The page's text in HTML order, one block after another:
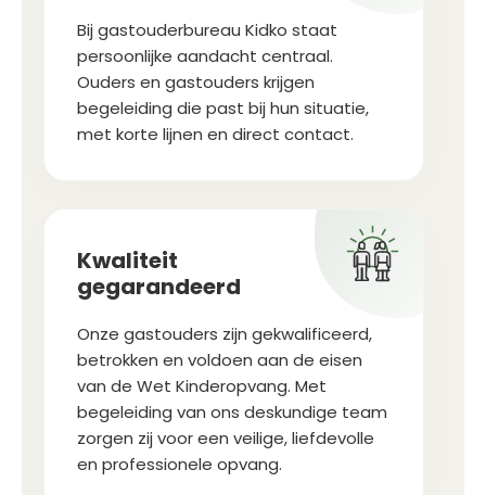
Bij gastouderbureau Kidko staat
persoonlijke aandacht centraal.
Ouders en gastouders krijgen
begeleiding die past bij hun situatie,
met korte lijnen en direct contact.
Kwaliteit
gegarandeerd
Onze gastouders zijn gekwalificeerd,
betrokken en voldoen aan de eisen
van de Wet Kinderopvang. Met
begeleiding van ons deskundige team
zorgen zij voor een veilige, liefdevolle
en professionele opvang.